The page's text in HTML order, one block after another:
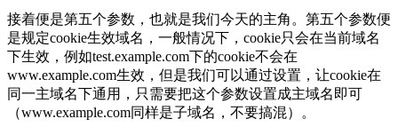
接着便是第五个参数，也就是我们今天的主角。第五个参数便
是规定cookie生效域名，一般情况下，cookie只会在当前域名
下生效，例如test.example.com下的cookie不会在
www.example.com生效，但是我们可以通过设置，让cookie在
同一主域名下通用，只需要把这个参数设置成主域名即可
（www.example.com同样是子域名，不要搞混）。